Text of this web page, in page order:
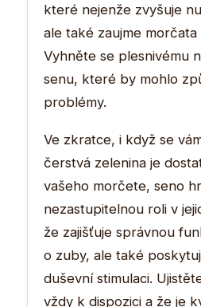
které nejenže zvyšuje
ale také zaujme morčata
Vyhněte se plesnivému
senu, které by mohlo
problémy.
Ve zkratce, i když se
čerstvá zelenina je
vašeho morčete, seno
nezastupitelnou roli v
že zajišťuje správnou
o zuby, ale také
duševní stimulaci.
vždy k dispozici a že je